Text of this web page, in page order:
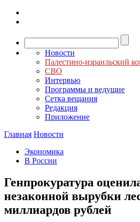
Новости
Палестино-израильский
СВО
Интервью
Программы и ведущие
Сетка вещания
Редакция
Приложение
Главная Новости
Экономика
В России
Генпрокуратура
незаконной вырубки
миллиардов рублей